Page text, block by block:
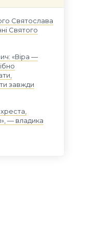
Святослава
Святого
«Віра —
завжди
— владика